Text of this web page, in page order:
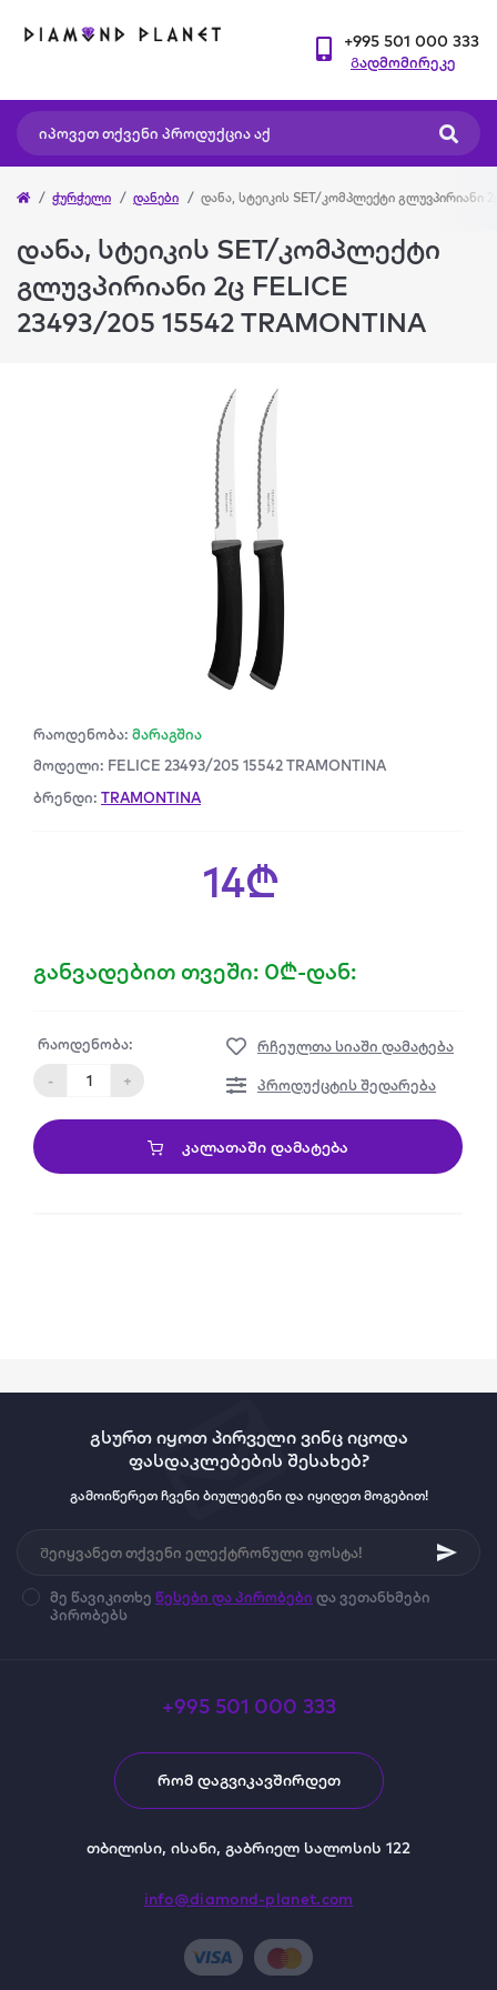
+995 501 000 333
Გადმომირეკე
ჭურჭელი დანები დანა, სტეიკის SET/კომპლექტი გლუვპირიანი
დანა, სტეიკის SET/კომპლექტი
გლუვპირიანი 2ც FELICE
23493/205 15542 TRAMONTINA
რაოდენობა: მარაგშია
მოდელი: FELICE 23493/205 15542 TRAMONTINA
ბრენდი: TRAMONTINA
14₾
განვადებით თვეში: 0₾-დან:
რაოდენობა:
- +
რჩეულთა სიაში დამატება
პროდუქცტის შედარება
ᲙᲐᲚᲐᲗᲐᲨᲘ ᲓᲐᲛᲐᲢᲔᲑᲐ
გსურთ იყოთ პირველი ვინც იცოდა
ფასდაკლებების შესახებ?
გამოიწერეთ ჩვენი ბიულეტენი და იყიდეთ მოგებით!
მე წავიკითხე წესები და პირობები და ვეთანხმები
პირობებს
+995 501 000 333
ᲠᲝᲛ ᲓᲐᲒᲕᲘᲙᲐᲕᲨᲘᲠᲓᲔᲗ
თბილისი, ისანი, გაბრიელ სალოსის 122
info@diamond-planet.com